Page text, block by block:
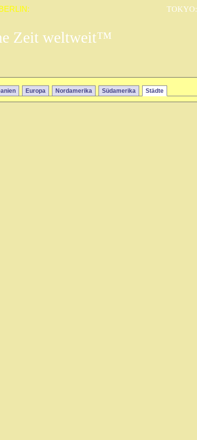
BERLIN: TOKYO:
Zeit weltweit™
Europa Nordamerika Südamerika Städte